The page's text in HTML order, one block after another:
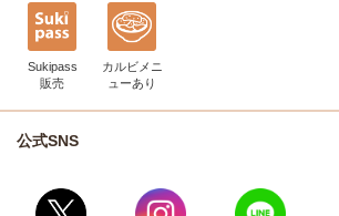
Sukipass
販売
カルビメニ
ューあり
公式SNS